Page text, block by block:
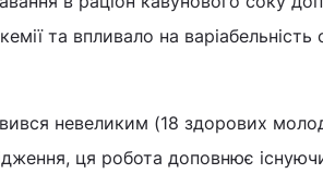
та впливало на варіабельність
невеликим (18 здорових
ця робота доповнює